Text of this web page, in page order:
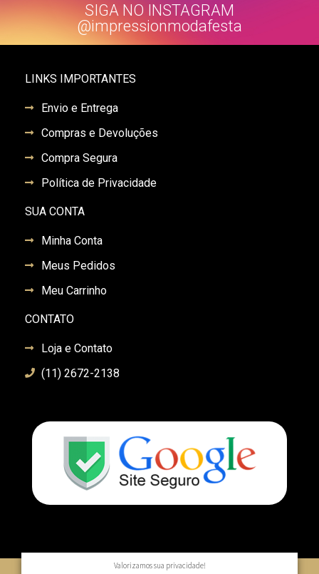
SIGA NO INSTAGRAM
@impressionmodafesta
LINKS IMPORTANTES
Envio e Entrega
Compras e Devoluções
Compra Segura
Política de Privacidade
SUA CONTA
Minha Conta
Meus Pedidos
Meu Carrinho
CONTATO
Loja e Contato
(11) 2672-2138
Valorizamos sua privacidade!